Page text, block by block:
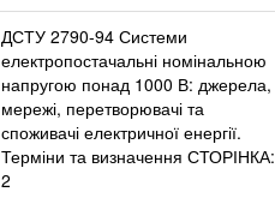
ДСТУ 2790-94 Системи
електропостачальні номінальною
напругою понад 1000 В: джерела,
мережі, перетворювачі та
споживачі електричної енергії.
Терміни та визначення СТОРІНКА:
2